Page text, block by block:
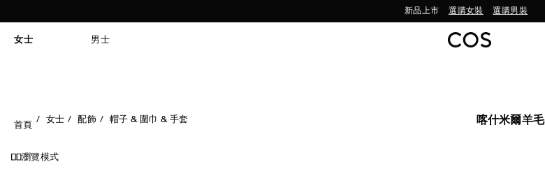
新品上市 選購女裝 選購男裝
女士 男士
首頁
女士 配飾 帽子 & 圍巾 & 手套 喀什米爾羊毛
瀏覽模式